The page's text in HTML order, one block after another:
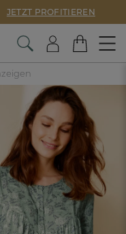
JETZT PROFITIEREN